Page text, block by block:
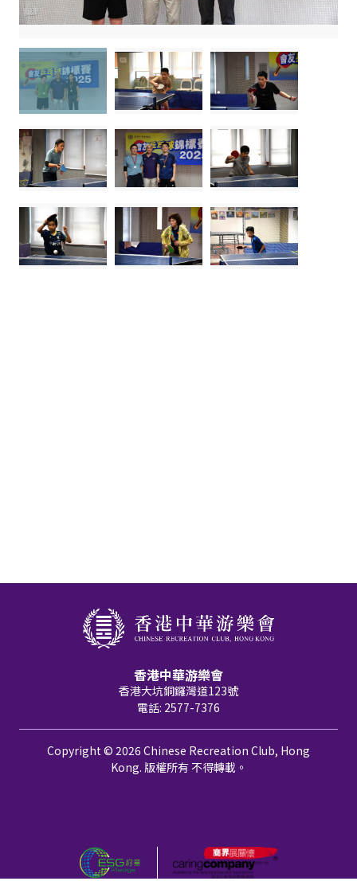
香港中華游樂會
香港大坑銅鑼灣道123號
電話: 2577-7376
Copyright © 2026 Chinese Recreation Club, Hong
Kong. 版權所有 不得轉載。